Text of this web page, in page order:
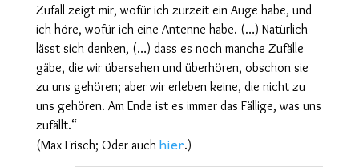
Zufall zeigt mir, wofür ich zurzeit ein Auge habe, und
ich höre, wofür ich eine Antenne habe. (…) Natürlich
lässt sich denken, (…) dass es noch manche Zufälle
gäbe, die wir übersehen und überhören, obschon sie
zu uns gehören; aber wir erleben keine, die nicht zu
uns gehören. Am Ende ist es immer das Fällige, was uns
zufällt.“
(Max Frisch; Oder auch hier.)